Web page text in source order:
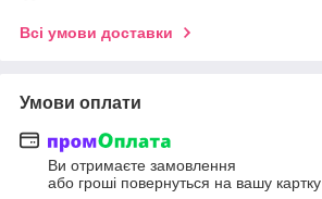
Всі умови доставки
Умови оплати
Ви отримаєте замовлення
або гроші повернуться на вашу картку